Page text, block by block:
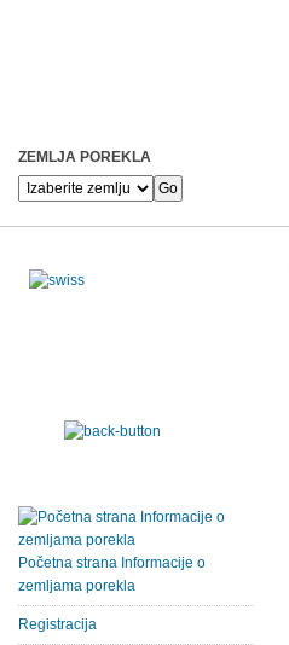
ZEMLJA POREKLA
Početna strana Informacije o
zemljama porekla
Registracija